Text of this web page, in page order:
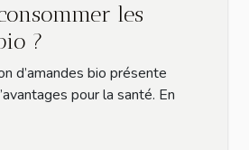
les
?
d’amandes bio présente
pour la santé. En